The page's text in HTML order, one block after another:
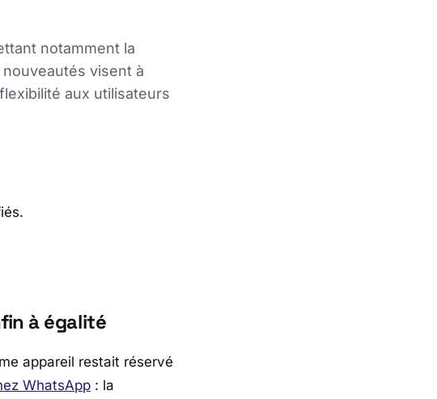
notamment la
visent à
aux utilisateurs
à égalité
appareil restait réservé
WhatsApp : la